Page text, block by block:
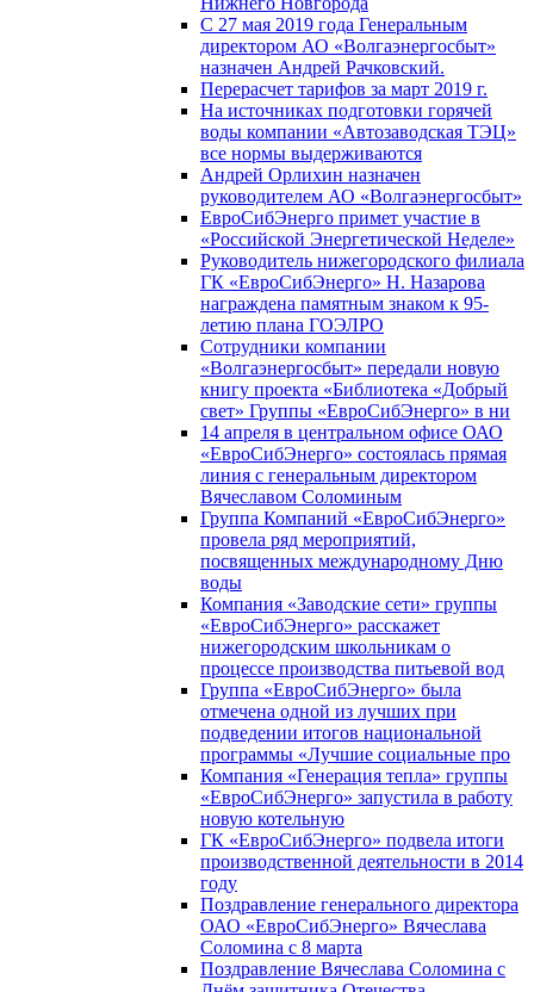
С 27 мая 2019 года Генеральным
директором АО «Волгаэнергосбыт»
назначен Андрей Рачковский.
Перерасчет тарифов за март 2019 г.
На источниках подготовки горячей
воды компании «Автозаводская ТЭЦ»
все нормы выдерживаются
Андрей Орлихин назначен
руководителем АО «Волгаэнергосбыт»
ЕвроСибЭнерго примет участие в
«Российской Энергетической Неделе»
Руководитель нижегородского филиала
ГК «ЕвроСибЭнерго» Н. Назарова
награждена памятным знаком к 95-
летию плана ГОЭЛРО
Сотрудники компании
«Волгаэнергосбыт» передали новую
книгу проекта «Библиотека «Добрый
свет» Группы «ЕвроСибЭнерго» в ни
14 апреля в центральном офисе ОАО
«ЕвроСибЭнерго» состоялась прямая
линия с генеральным директором
Вячеславом Соломиным
Группа Компаний «ЕвроСибЭнерго»
провела ряд мероприятий,
посвященных международному Дню
воды
Компания «Заводские сети» группы
«ЕвроСибЭнерго» расскажет
нижегородским школьникам о
процессе производства питьевой вод
Группа «ЕвроСибЭнерго» была
отмечена одной из лучших при
подведении итогов национальной
программы «Лучшие социальные про
Компания «Генерация тепла» группы
«ЕвроСибЭнерго» запустила в работу
новую котельную
ГК «ЕвроСибЭнерго» подвела итоги
производственной деятельности в 2014
году
Поздравление генерального директора
ОАО «ЕвроСибЭнерго» Вячеслава
Соломина с 8 марта
Поздравление Вячеслава Соломина с